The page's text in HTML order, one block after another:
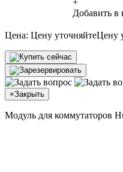
Добавить в
Цена: Цену уточняйтеЦену
×Закрыть
Модуль для коммутаторов